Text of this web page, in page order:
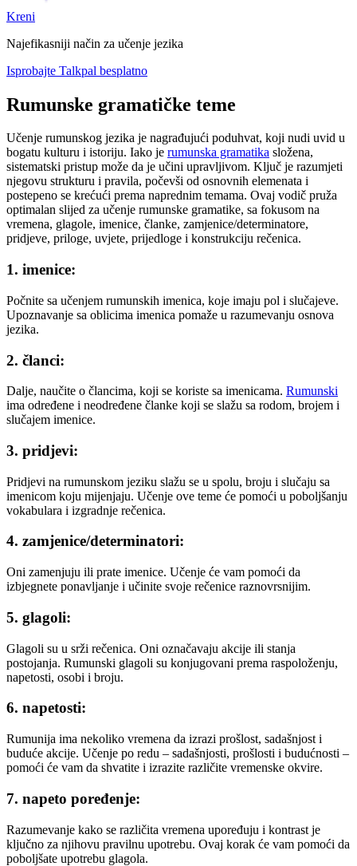
Kreni
Najefikasniji način za učenje jezika
Isprobajte Talkpal besplatno
Rumunske gramatičke teme
Učenje rumunskog jezika je nagrađujući poduhvat, koji nudi uvid u
bogatu kulturu i istoriju. Iako je rumunska gramatika složena,
sistematski pristup može da je učini upravljivom. Ključ je razumjeti
njegovu strukturu i pravila, počevši od osnovnih elemenata i
postepeno se krećući prema naprednim temama. Ovaj vodič pruža
optimalan slijed za učenje rumunske gramatike, sa fokusom na
vremena, glagole, imenice, članke, zamjenice/determinatore,
pridjeve, priloge, uvjete, prijedloge i konstrukciju rečenica.
1. imenice:
Počnite sa učenjem rumunskih imenica, koje imaju pol i slučajeve.
Upoznavanje sa oblicima imenica pomaže u razumevanju osnova
jezika.
2. članci:
Dalje, naučite o člancima, koji se koriste sa imenicama. Rumunski
ima određene i neodređene članke koji se slažu sa rodom, brojem i
slučajem imenice.
3. pridjevi:
Pridjevi na rumunskom jeziku slažu se u spolu, broju i slučaju sa
imenicom koju mijenjaju. Učenje ove teme će pomoći u poboljšanju
vokabulara i izgradnje rečenica.
4. zamjenice/determinatori:
Oni zamenjuju ili prate imenice. Učenje će vam pomoći da
izbjegnete ponavljanje i učinite svoje rečenice raznovrsnijim.
5. glagoli:
Glagoli su u srži rečenica. Oni označavaju akcije ili stanja
postojanja. Rumunski glagoli su konjugovani prema raspoloženju,
napetosti, osobi i broju.
6. napetosti:
Rumunija ima nekoliko vremena da izrazi prošlost, sadašnjost i
buduće akcije. Učenje po redu – sadašnjosti, prošlosti i budućnosti –
pomoći će vam da shvatite i izrazite različite vremenske okvire.
7. napeto poređenje:
Razumevanje kako se različita vremena upoređuju i kontrast je
ključno za njihovu pravilnu upotrebu. Ovaj korak će vam pomoći da
poboljšate upotrebu glagola.